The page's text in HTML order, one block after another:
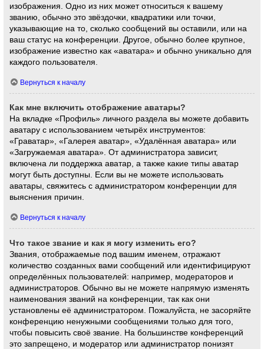
изображения. Одно из них может относиться к вашему
званию, обычно это звёздочки, квадратики или точки,
указывающие на то, сколько сообщений вы оставили, или на
ваш статус на конференции. Другое, обычно более крупное,
изображение известно как «аватара» и обычно уникально для
каждого пользователя.
Вернуться к началу
Как мне включить отображение аватары?
На вкладке «Профиль» личного раздела вы можете добавить
аватару с использованием четырёх инструментов:
«Граватар», «Галерея аватар», «Удалённая аватара» или
«Загружаемая аватара». От администратора зависит,
включена ли поддержка аватар, а также какие типы аватар
могут быть доступны. Если вы не можете использовать
аватары, свяжитесь с администратором конференции для
выяснения причин.
Вернуться к началу
Что такое звание и как я могу изменить его?
Звания, отображаемые под вашим именем, отражают
количество созданных вами сообщений или идентифицируют
определённых пользователей: например, модераторов и
администраторов. Обычно вы не можете напрямую изменять
наименования званий на конференции, так как они
установлены её администратором. Пожалуйста, не засоряйте
конференцию ненужными сообщениями только для того,
чтобы повысить своё звание. На большинстве конференций
это запрещено, и модератор или администратор понизят